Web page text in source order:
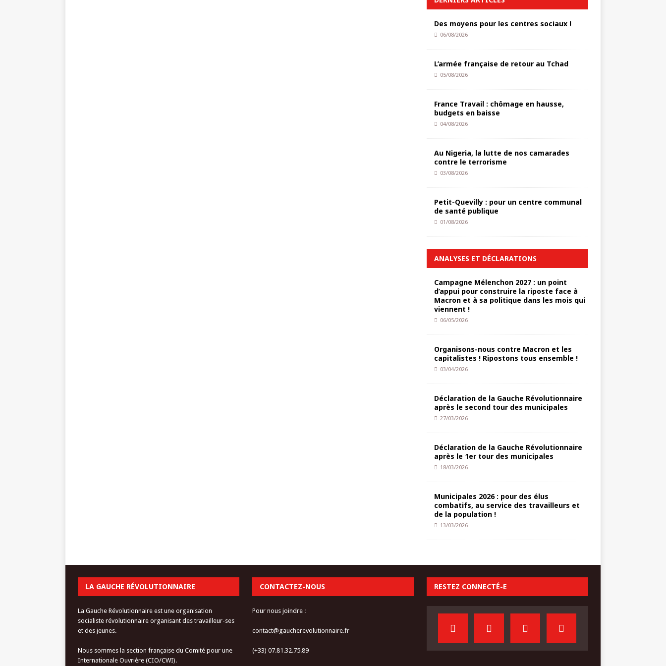
Des moyens pour les centres sociaux !
06/08/2026
L’armée française de retour au Tchad
05/08/2026
France Travail : chômage en hausse,
budgets en baisse
04/08/2026
Au Nigeria, la lutte de nos camarades
contre le terrorisme
03/08/2026
Petit-Quevilly : pour un centre communal
de santé publique
01/08/2026
ANALYSES ET DÉCLARATIONS
Campagne Mélenchon 2027 : un point
d’appui pour construire la riposte face à
Macron et à sa politique dans les mois qui
viennent !
06/05/2026
Organisons-nous contre Macron et les
capitalistes ! Ripostons tous ensemble !
03/04/2026
Déclaration de la Gauche Révolutionnaire
après le second tour des municipales
27/03/2026
Déclaration de la Gauche Révolutionnaire
après le 1er tour des municipales
18/03/2026
Municipales 2026 : pour des élus
combatifs, au service des travailleurs et
de la population !
13/03/2026
LA GAUCHE RÉVOLUTIONNAIRE
La Gauche Révolutionnaire est une organisation
socialiste révolutionnaire organisant des travailleur-ses
et des jeunes.
Nous sommes la section française du Comité pour une
Internationale Ouvrière (CIO/CWI).
CONTACTEZ-NOUS
Pour nous joindre :
contact@gaucherevolutionnaire.fr
(+33) 07.81.32.75.89
RESTEZ CONNECTÉ-E